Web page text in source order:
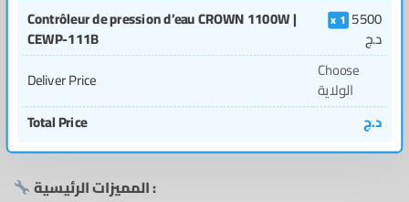
Contrôleur de pression d’eau CROWN 1100W |
CEWP-111B
1 5500
د.ج
Deliver Price
Choose
الولاية
Total Price
د.ج
المميزات الرئيسية :